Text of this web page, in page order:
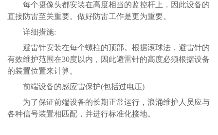
每个摄像头都安装在高度相当的监控杆上，因此设备的
直接防雷至关重要。做好防雷工作是更为重要。
详细措施:
避雷针安装在每个螺柱的顶部。根据滚球法，避雷针的
有效维护范围在30度以内，因此避雷针的高度必须根据设备
的装置位置来计算。
前端设备的感应雷保护(包括过电压)
为了保证前端设备的长期正常运行，浪涌维护人员应与
各种信号装置相匹配，并进行标准化接地。